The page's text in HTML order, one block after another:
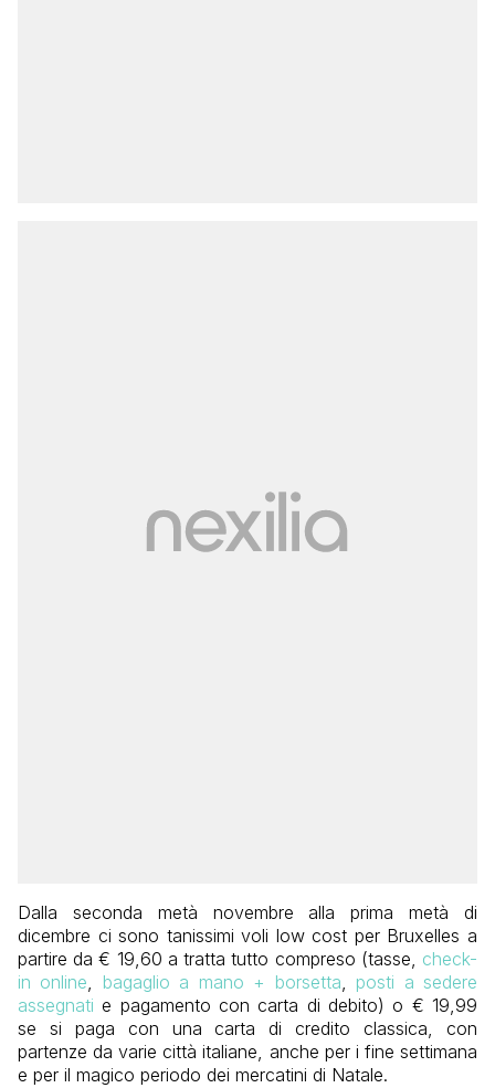
Dalla seconda metà novembre alla prima metà di
dicembre ci sono tanissimi voli low cost per Bruxelles a
partire da € 19,60 a tratta tutto compreso (tasse, check-
in online, bagaglio a mano + borsetta, posti a sedere
assegnati e pagamento con carta di debito) o € 19,99
se si paga con una carta di credito classica, con
partenze da varie città italiane, anche per i fine settimana
e per il magico periodo dei mercatini di Natale.